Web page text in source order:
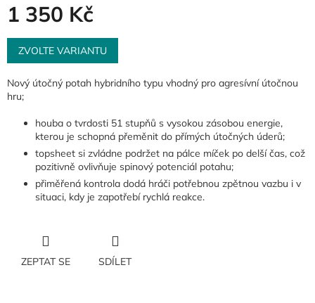
1 350 Kč
Měrná
cena:
ZVOLTE VARIANTU
Nový útočný potah hybridního typu vhodný pro agresívní útočnou
hru;
houba o tvrdosti 51 stupňů s vysokou zásobou energie,
kterou je schopná přeměnit do přímých útočných úderů;
topsheet si zvládne podržet na pálce míček po delší čas, což
pozitivně ovlivňuje spinový potenciál potahu;
přiměřená kontrola dodá hráči potřebnou zpětnou vazbu i v
situaci, kdy je zapotřebí rychlá reakce.
ZEPTAT SE SDÍLET